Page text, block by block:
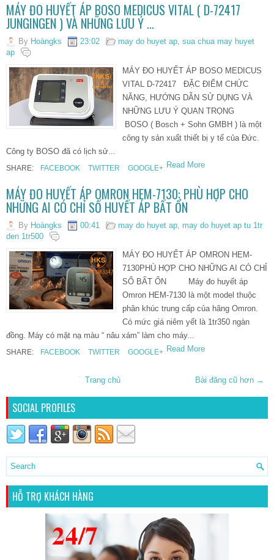
MÁY ĐO HUYẾT ÁP BOSO MEDICUS VITAL ( D-72417
JUNGINGEN ) VÀ NHỮNG LƯU Ý ...
By Hoàngks 23:02 may do huyet ap, sua chua may huyet
ap
MÁY ĐO HUYẾT ÁP BOSO MEDICUS
VITAL D-72417 ĐẶC ĐIỂM CHỨC
NĂNG, HƯỚNG DẪN SỬ DỤNG VÀ
NHỮNG LƯU Ý QUAN TRỌNG
BOSO ( Bosch + Sohn GMBH ) là một
công ty sản xuất thiết bị y tế của Đức.
Công ty BOSO đã có lịch sử...
SHARE: FACEBOOK TWITTER GOOGLE+ Read More
MÁY ĐO HUYẾT ÁP OMRON HEM-7130: PHÙ HỢP CHO
NHỮNG AI CÓ CHỈ SỐ HUYẾT ÁP BẤT ỔN
By Hoàngks 00:41 may do huyet ap, may do huyet ap tu 1tr
den 1tr500
MÁY ĐO HUYẾT ÁP OMRON HEM-
7130PHÙ HỢP CHO NHỮNG AI CÓ CHỈ
SỐ BẤT ỔN Máy đo huyết áp
Omron HEM-7130 là một model thuộc
phân khúc trung cấp của hãng Omron.
Có mức giá niêm yết là 1tr350 ngàn
đồng. Máy có mặt nạ màu “ nâu xám” làm cho máy...
SHARE: FACEBOOK TWITTER GOOGLE+ Read More
Bài đăng cũ hơn →
Trang chủ
SOCIAL PROFILES
HỖ TRỢ KHÁCH HÀNG